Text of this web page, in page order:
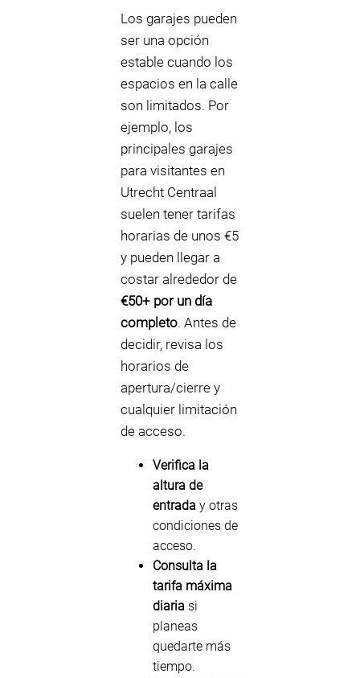
Los garajes pueden
ser una opción
estable cuando los
espacios en la calle
son limitados. Por
ejemplo, los
principales garajes
para visitantes en
Utrecht Centraal
suelen tener tarifas
horarias de unos €5
y pueden llegar a
costar alrededor de
€50+ por un día
completo. Antes de
decidir, revisa los
horarios de
apertura/cierre y
cualquier limitación
de acceso.
Verifica la
altura de
entrada y otras
condiciones de
acceso.
Consulta la
tarifa máxima
diaria si
planeas
quedarte más
tiempo.